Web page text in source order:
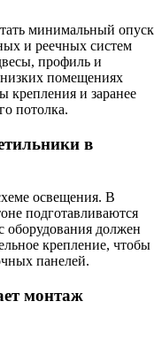
минимальный опуск
и реечных систем
профиль и
помещениях
крепления и заранее
потолка.
в
освещения. В
подготавливаются
оборудования должен
крепление, чтобы
панелей.
монтаж